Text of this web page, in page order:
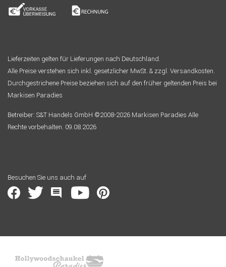
Lieferzeiten gelten für Lieferungen nach Deutschland.
Alle Preise verstehen sich inkl. gesetzlicher MwSt. & zzgl. Versandkosten.
Durchgestrichene Preise beziehen sich auf den früher geltenden Preis bei
Markisen Paradies
Betreiber: S&T Handels GmbH ©2008-2026 Markisen Paradies Alle
Rechte vorbehalten. 09.08.2026
Besuchen Sie uns auch auf